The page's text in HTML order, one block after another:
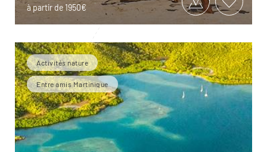
à partir de 1950€
Activités nature
Entre amis Martinique